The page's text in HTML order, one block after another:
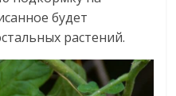
будет
растений.